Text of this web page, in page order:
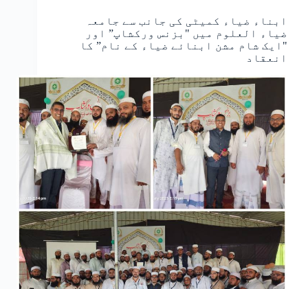
ابناء ضیاء کمیٹی کی جانب سے جامعہ
ضیاء العلوم میں "بزنس ورکشاپ” اور
"ایک شام مشن ابنائے ضیاء کے نام” کا
انعقاد